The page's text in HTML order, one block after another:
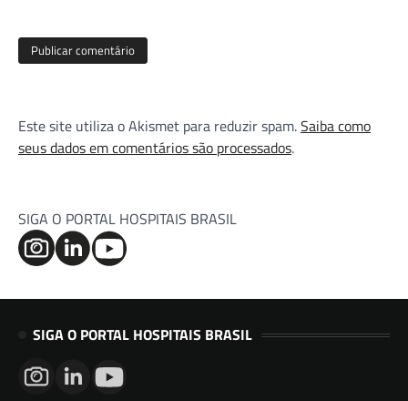
Este site utiliza o Akismet para reduzir spam.Saiba como
seus dados em comentários são processados.
SIGA O PORTAL HOSPITAIS BRASIL
SIGA O PORTAL HOSPITAIS BRASIL